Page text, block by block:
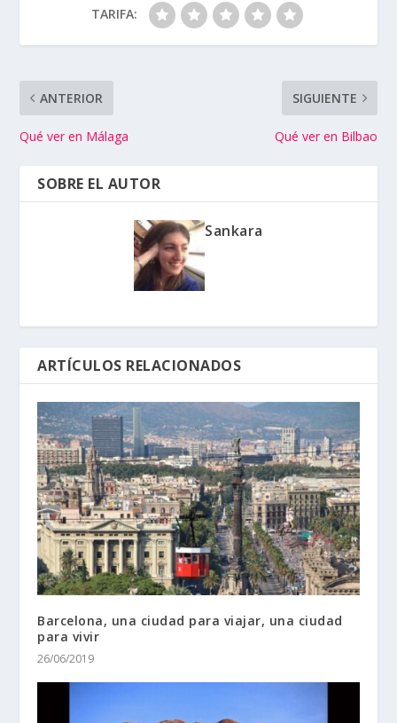
TARIFA:
ANTERIOR
Qué ver en Málaga
SIGUIENTE
Qué ver en Bilbao
SOBRE EL AUTOR
Sankara
ARTÍCULOS RELACIONADOS
Barcelona, una ciudad para viajar, una ciudad
para vivir
26/06/2019